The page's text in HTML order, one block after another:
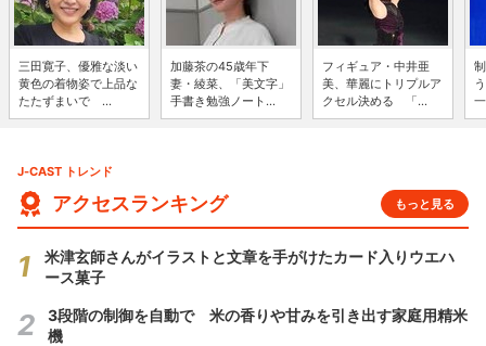
三田寛子、優雅な淡い
黄色の着物姿で上品な
たたずまいで ...
加藤茶の45歳年下
妻・綾菜、「美文字」
手書き勉強ノート...
フィギュア・中井亜
美、華麗にトリプルア
クセル決める 「...
J-CAST トレンド
アクセスランキング もっと見る
米津玄師さんがイラストと文章を手がけたカード入りウエハ
ース菓子
3段階の制御を自動で 米の香りや甘みを引き出す家庭用精米
機